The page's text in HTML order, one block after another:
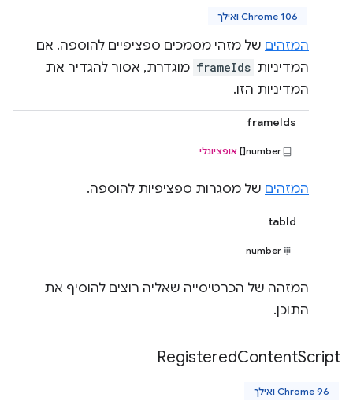
Chrome 106 ואילך
המזהים של מזהי מסמכים ספציפיים להוספה. אם
המדיניות frameIds מוגדרת, אסור להגדיר את
המדיניות הזו.
frameIds
‫number[] אופציונלי
המזהים של מסגרות ספציפיות להוספה.
tabId
number
המזהה של הכרטיסייה שאליה רוצים להוסיף את
התוכן.
RegisteredContentScript
Chrome 96 ואילך